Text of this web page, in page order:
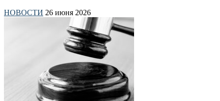
НОВОСТИ 26 июня 2026